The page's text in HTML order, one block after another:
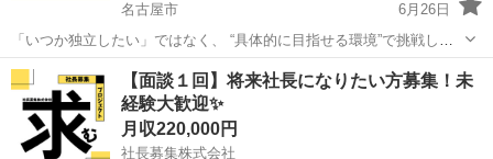
名古屋市
6月26日
「いつか独立したい」ではなく、 “具体的に目指せる環境”で挑戦しま
せんか？ 〈 募集内容 〉 人材サービス事業の【社長候補】として、 研
修→支店運営→独立までをサポートします。 〈 特徴 〉 ...
愛知 名古屋市 その他 未経験
【面談１回】将来社長になりたい方募集！未
経験大歓迎✨
月収220,000円
社長募集株式会社